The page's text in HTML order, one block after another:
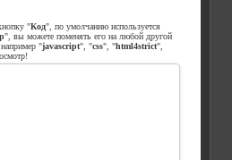
"Код", по умолчанию используется
", вы можете поменять его на любой другой
"javascript", "css", "html4strict",